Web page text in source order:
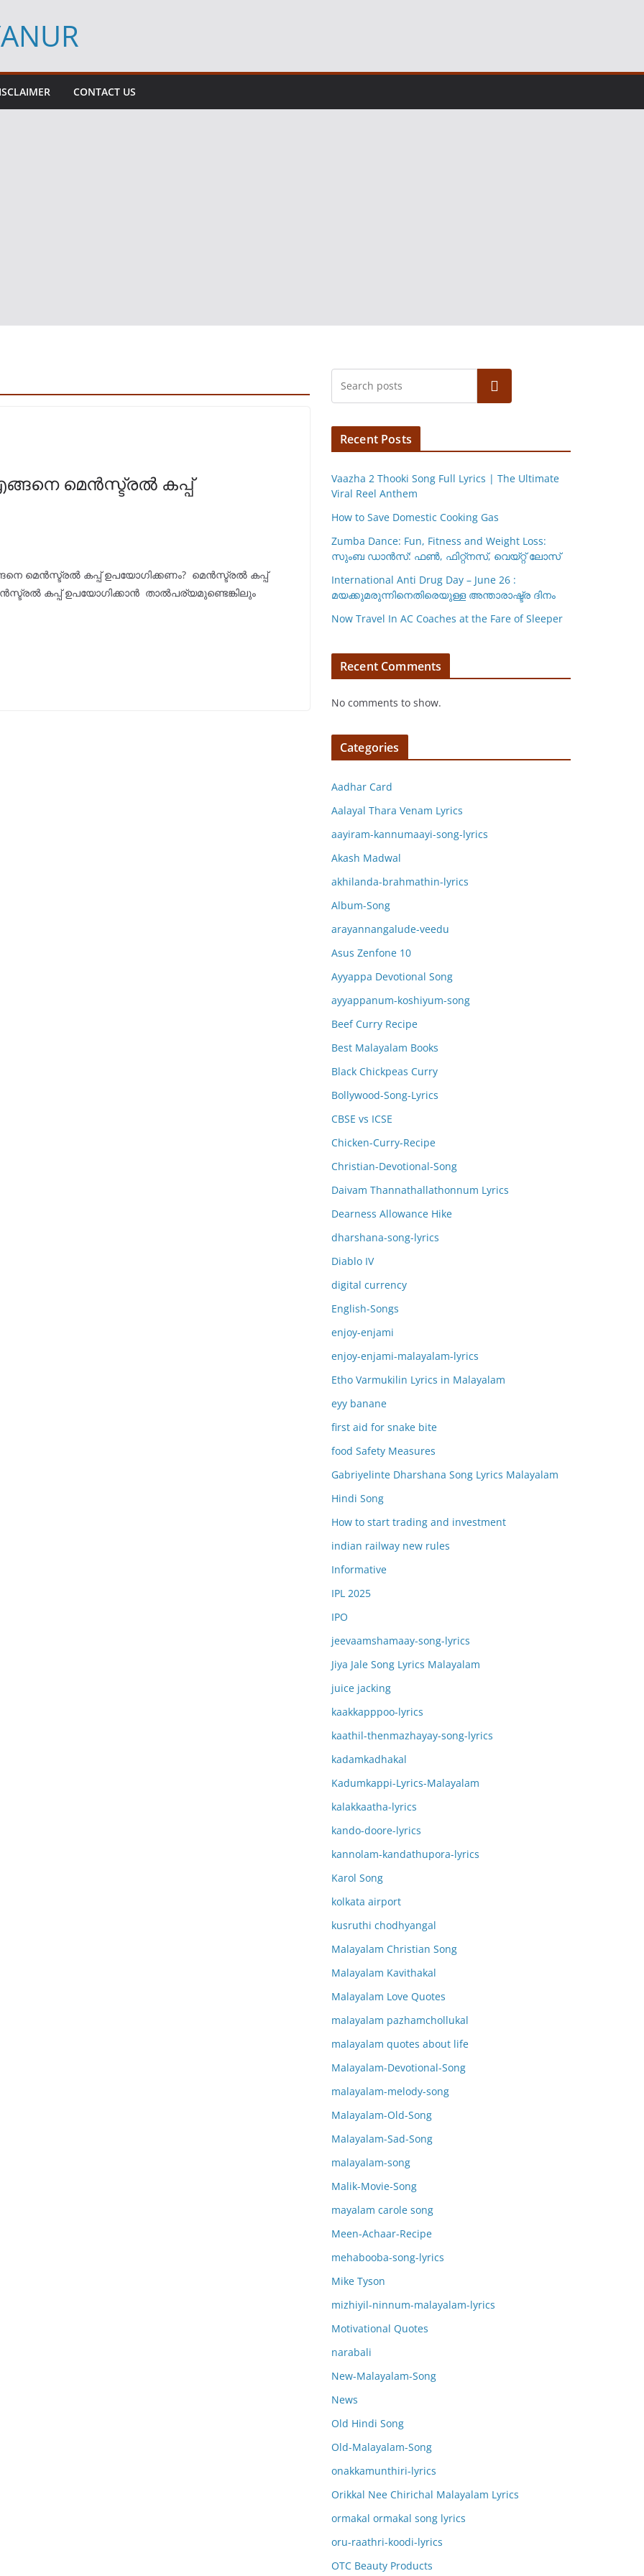
CONTACT US
മെൻസ്ട്രൽ കപ്പ്‌
മെൻസ്ട്രൽ കപ്പ്‌ ഉപയോഗിക്കണം? മെൻസ്ട്രൽ കപ്പ്‌
കപ്പ്‌ ഉപയോഗിക്കാൻ താല്‍പര്യമുണ്ടെങ്കിലും
Search
Recent Posts
Vaazha 2 Thooki Song Full Lyrics | The Ultimate
Viral Reel Anthem
How to Save Domestic Cooking Gas
Zumba Dance: Fun, Fitness and Weight Loss:
സുംബ ഡാൻസ്: ഫണ്‍, ഫിറ്റ്നസ്, വെയ്റ്റ് ലോസ്
International Anti Drug Day – June 26 :
മയക്കുമരുന്നിനെതിരെയുള്ള അന്താരാഷ്ട്ര ദിനം
Now Travel In AC Coaches at the Fare of Sleeper
Recent Comments
No comments to show.
Categories
Aadhar Card
Aalayal Thara Venam Lyrics
aayiram-kannumaayi-song-lyrics
Akash Madwal
akhilanda-brahmathin-lyrics
Album-Song
arayannangalude-veedu
Asus Zenfone 10
Ayyappa Devotional Song
ayyappanum-koshiyum-song
Beef Curry Recipe
Best Malayalam Books
Black Chickpeas Curry
Bollywood-Song-Lyrics
CBSE vs ICSE
Chicken-Curry-Recipe
Christian-Devotional-Song
Daivam Thannathallathonnum Lyrics
Dearness Allowance Hike
dharshana-song-lyrics
Diablo IV
digital currency
English-Songs
enjoy-enjami
enjoy-enjami-malayalam-lyrics
Etho Varmukilin Lyrics in Malayalam
eyy banane
first aid for snake bite
food Safety Measures
Gabriyelinte Dharshana Song Lyrics Malayalam
Hindi Song
How to start trading and investment
indian railway new rules
Informative
IPL 2025
IPO
jeevaamshamaay-song-lyrics
Jiya Jale Song Lyrics Malayalam
juice jacking
kaakkapppoo-lyrics
kaathil-thenmazhayay-song-lyrics
kadamkadhakal
Kadumkappi-Lyrics-Malayalam
kalakkaatha-lyrics
kando-doore-lyrics
kannolam-kandathupora-lyrics
Karol Song
kolkata airport
kusruthi chodhyangal
Malayalam Christian Song
Malayalam Kavithakal
Malayalam Love Quotes
malayalam pazhamchollukal
malayalam quotes about life
Malayalam-Devotional-Song
malayalam-melody-song
Malayalam-Old-Song
Malayalam-Sad-Song
malayalam-song
Malik-Movie-Song
mayalam carole song
Meen-Achaar-Recipe
mehabooba-song-lyrics
Mike Tyson
mizhiyil-ninnum-malayalam-lyrics
Motivational Quotes
narabali
New-Malayalam-Song
News
Old Hindi Song
Old-Malayalam-Song
onakkamunthiri-lyrics
Orikkal Nee Chirichal Malayalam Lyrics
ormakal ormakal song lyrics
oru-raathri-koodi-lyrics
OTC Beauty Products